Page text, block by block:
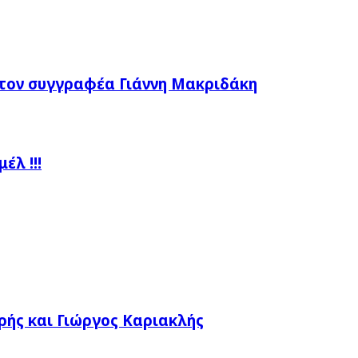
συγγραφέα Γιάννη Μακριδάκη
!!!
και Γιώργος Καριακλής